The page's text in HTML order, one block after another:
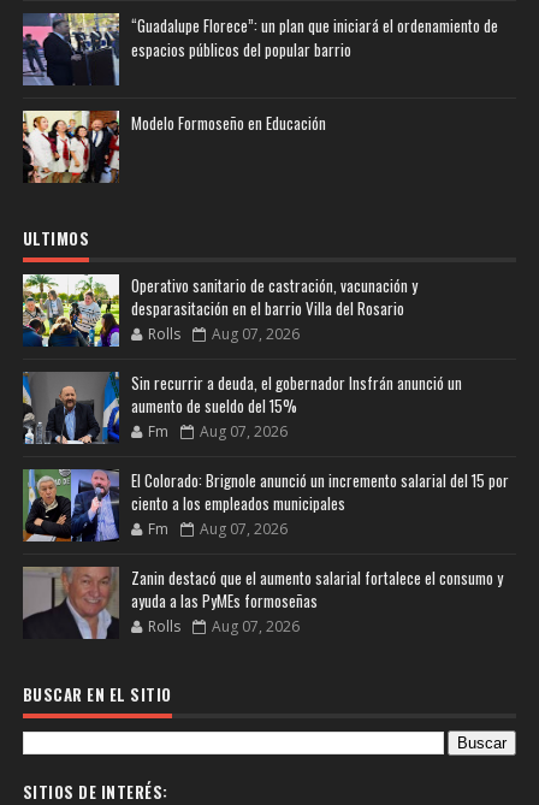
“Guadalupe Florece”: un plan que iniciará el ordenamiento de
espacios públicos del popular barrio
Modelo Formoseño en Educación
ULTIMOS
Operativo sanitario de castración, vacunación y
desparasitación en el barrio Villa del Rosario
Rolls Aug 07, 2026
Sin recurrir a deuda, el gobernador Insfrán anunció un
aumento de sueldo del 15%
Fm Aug 07, 2026
El Colorado: Brignole anunció un incremento salarial del 15 por
ciento a los empleados municipales
Fm Aug 07, 2026
Zanin destacó que el aumento salarial fortalece el consumo y
ayuda a las PyMEs formoseñas
Rolls Aug 07, 2026
BUSCAR EN EL SITIO
SITIOS DE INTERÉS: